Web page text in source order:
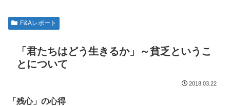
F&Aレポート
「君たちはどう生きるか」～貧乏というこ
とについて
2018.03.22
「残心」の心得